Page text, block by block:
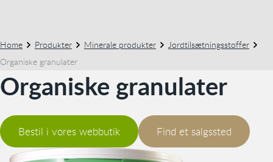
Home Produkter Minerale produkter
Jordtilsætningsstoffer
Organiske granulater
Organiske granulater
Bestil i vores webbutik Find et salgssted